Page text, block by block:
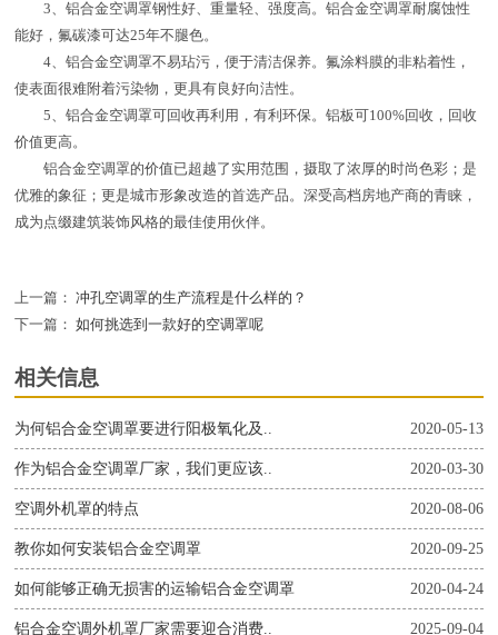
3、铝合金空调罩钢性好、重量轻、强度高。铝合金空调罩耐腐蚀性
能好，氟碳漆可达25年不腿色。
4、铝合金空调罩不易玷污，便于清洁保养。氟涂料膜的非粘着性，
使表面很难附着污染物，更具有良好向洁性。
5、铝合金空调罩可回收再利用，有利环保。铝板可100%回收，回收
价值更高。
铝合金空调罩的价值已超越了实用范围，摄取了浓厚的时尚色彩；是
优雅的象征；更是城市形象改造的首选产品。深受高档房地产商的青睐，
成为点缀建筑装饰风格的最佳使用伙伴。
上一篇： 冲孔空调罩的生产流程是什么样的？
下一篇： 如何挑选到一款好的空调罩呢
相关信息
2020-05-13
为何铝合金空调罩要进行阳极氧化及..
2020-03-30
作为铝合金空调罩厂家，我们更应该..
2020-08-06
空调外机罩的特点
2020-09-25
教你如何安装铝合金空调罩
2020-04-24
如何能够正确无损害的运输铝合金空调罩
2025-09-04
铝合金空调外机罩厂家需要迎合消费..